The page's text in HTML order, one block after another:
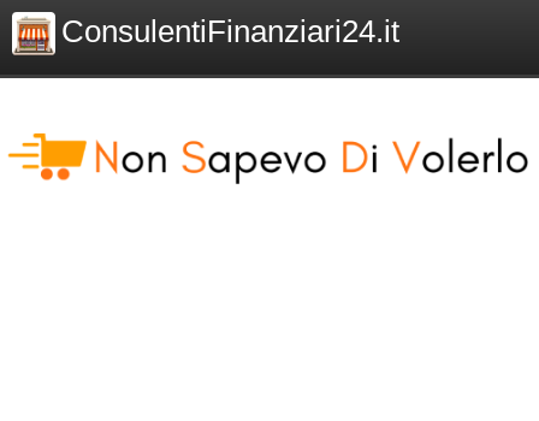
ConsulentiFinanziari24.it